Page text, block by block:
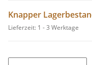
Knapper
Lieferzeit: 1 - 3 Werktage